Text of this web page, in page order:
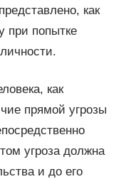
как
при попытке
как
прямой угрозы
угроза должна
и до его